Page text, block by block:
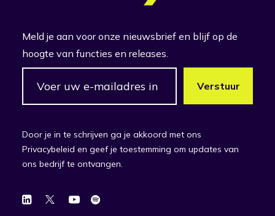
Meld je aan voor onze nieuwsbrief en blijf op de
hoogte van functies en releases.
Door je in te schrijven ga je akkoord met ons
Privacybeleid en geef je toestemming om updates van
ons bedrijf te ontvangen.